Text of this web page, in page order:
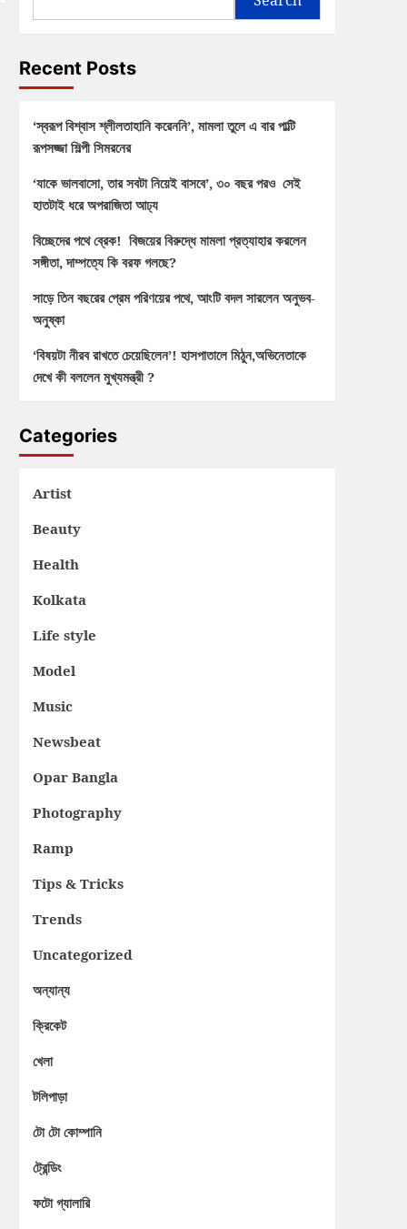
Recent Posts
‘স্বরূপ বিশ্বাস শ্লীলতাহানি করেননি’, মামলা তুলে এ বার পাল্টি
রূপসজ্জা শিল্পী সিমরনের
‘যাকে ভালবাসো, তার সবটা নিয়েই বাসবে’, ৩০ বছর পরও সেই
হাতটাই ধরে অপরাজিতা আঢ্য
বিচ্ছেদের পথে ব্রেক! বিজয়ের বিরুদ্ধে মামলা প্রত্যাহার করলেন
সঙ্গীতা, দাম্পত্যে কি বরফ গলছে?
সাড়ে তিন বছরের প্রেম পরিণয়ের পথে, আংটি বদল সারলেন অনুভব-
অনুষ্কা
‘বিষয়টা নীরব রাখতে চেয়েছিলেন’! হাসপাতালে মিঠুন,অভিনেতাকে
দেখে কী বললেন মুখ্যমন্ত্রী ?
Categories
Artist
Beauty
Health
Kolkata
Life style
Model
Music
Newsbeat
Opar Bangla
Photography
Ramp
Tips & Tricks
Trends
Uncategorized
অন্যান্য
ক্রিকেট
খেলা
টলিপাড়া
টো টো কোম্পানি
ট্রেন্ডিং
ফটো গ্যালারি